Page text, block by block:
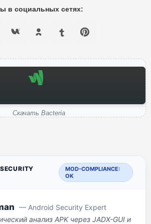
в социальных сетях:
Скачать Bacteria
MOD-COMPLIANCE:
OK
— Android Security Expert
анализ APK через JADX-GUI и